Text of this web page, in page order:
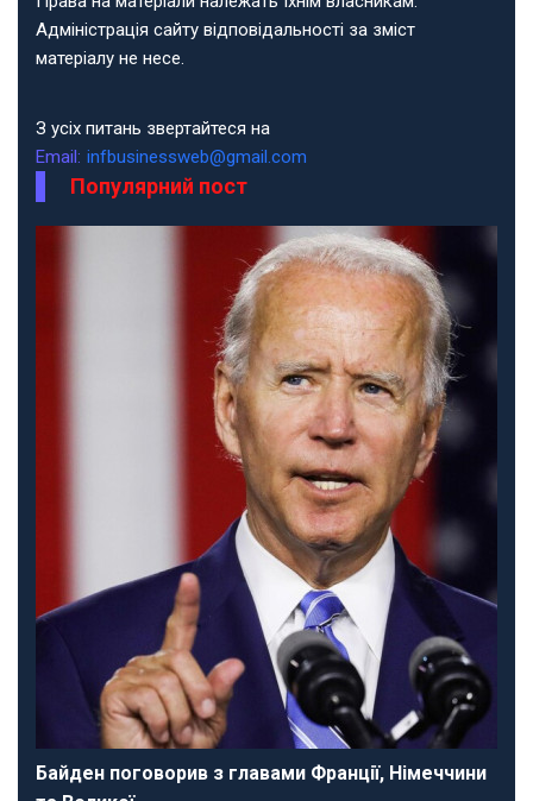
Адміністрація сайту відповідальності за зміст
матеріалу не несе.
З усіх питань звертайтеся на
Email: infbusinessweb@gmail.com
Популярний пост
Байден поговорив з главами Франції, Німеччини